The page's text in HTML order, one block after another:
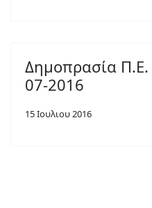
Δημοπρασία Π.Ε.
07-2016
15 Ιουλιου 2016